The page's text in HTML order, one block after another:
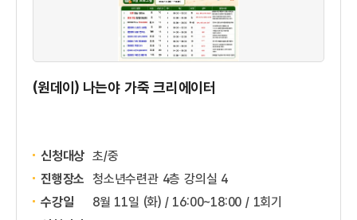
(원데이) 나는야 가죽 크리에이터
신청대상 초/중
진행장소 청소년수련관 4층 강의실 4
수강일
8월 11일 (화) / 16:00~18:00 / 1회기